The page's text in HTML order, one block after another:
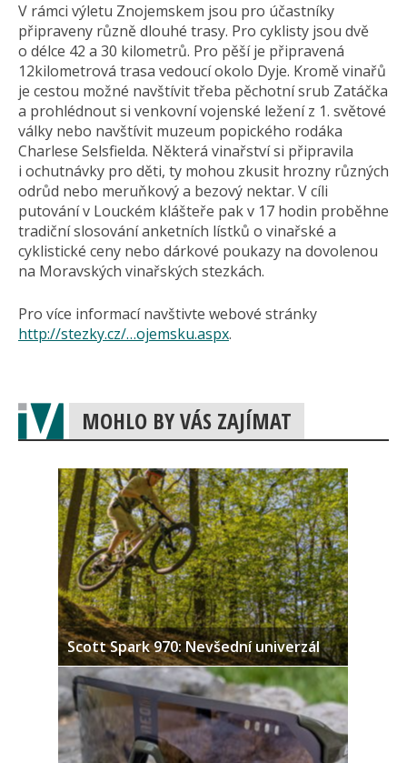
V rámci výletu Znojemskem jsou pro účastníky
připraveny různě dlouhé trasy. Pro cyklisty jsou dvě
o délce 42 a 30 kilometrů. Pro pěší je připravená
12kilometrová trasa vedoucí okolo Dyje. Kromě vinařů
je cestou možné navštívit třeba pěchotní srub Zatáčka
a prohlédnout si venkovní vojenské ležení z 1. světové
války nebo navštívit muzeum popického rodáka
Charlese Selsfielda. Některá vinařství si připravila
i ochutnávky pro děti, ty mohou zkusit hrozny různých
odrůd nebo meruňkový a bezový nektar. V cíli
putování v Louckém klášteře pak v 17 hodin proběhne
tradiční slosování anketních lístků o vinařské a
cyklistické ceny nebo dárkové poukazy na dovolenou
na Moravských vinařských stezkách.
Pro více informací navštivte webové stránky
http://stezky.cz/…ojemsku.aspx.
MOHLO BY VÁS ZAJÍMAT
Scott Spark 970: Nevšední univerzál